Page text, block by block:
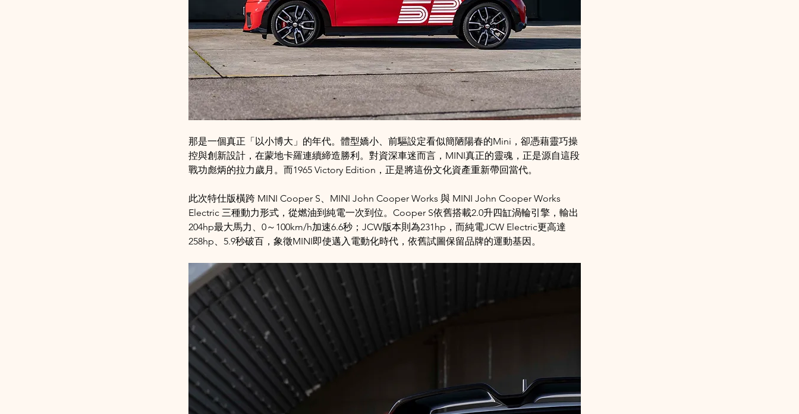
那是一個真正「以小博大」的年代。體型嬌小、前驅設定看似簡陋陽春的Mini，卻憑藉靈巧操
控與創新設計，在蒙地卡羅連續締造勝利。對資深車迷而言，MINI真正的靈魂，正是源自這段
戰功彪炳的拉力歲月。而1965 Victory Edition，正是將這份文化資產重新帶回當代。
此次特仕版橫跨 MINI Cooper S、MINI John Cooper Works 與 MINI John Cooper Works
Electric 三種動力形式，從燃油到純電一次到位。Cooper S依舊搭載2.0升四缸渦輪引擎，輸出
204hp最大馬力、0～100km/h加速6.6秒；JCW版本則為231hp，而純電JCW Electric更高達
258hp、5.9秒破百，象徵MINI即使邁入電動化時代，依舊試圖保留品牌的運動基因。